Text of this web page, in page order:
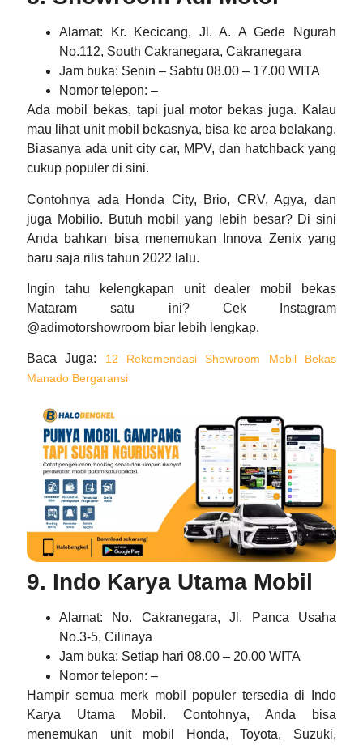
Alamat: Kr. Kecicang, Jl. A. A Gede Ngurah
No.112, South Cakranegara, Cakranegara
Jam buka: Senin – Sabtu 08.00 – 17.00 WITA
Nomor telepon: –
Ada mobil bekas, tapi jual motor bekas juga. Kalau
mau lihat unit mobil bekasnya, bisa ke area belakang.
Biasanya ada unit city car, MPV, dan hatchback yang
cukup populer di sini.
Contohnya ada Honda City, Brio, CRV, Agya, dan
juga Mobilio. Butuh mobil yang lebih besar? Di sini
Anda bahkan bisa menemukan Innova Zenix yang
baru saja rilis tahun 2022 lalu.
Ingin tahu kelengkapan unitdealer mobil bekas
Mataram
satu ini? Cek Instagram
@adimotorshowroom biar lebih lengkap.
Baca Juga:
12 Rekomendasi Showroom Mobil Bekas
Manado Bergaransi
9. Indo Karya Utama Mobil
Alamat: No. Cakranegara, Jl. Panca Usaha
No.3-5, Cilinaya
Jam buka: Setiap hari 08.00 – 20.00 WITA
Nomor telepon: –
Hampir semua merk mobil populer tersedia di Indo
Karya Utama Mobil. Contohnya, Anda bisa
menemukan unit mobil Honda, Toyota, Suzuki,